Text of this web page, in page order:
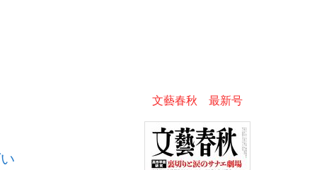
い資産運用のすべて
文藝春秋 最新号